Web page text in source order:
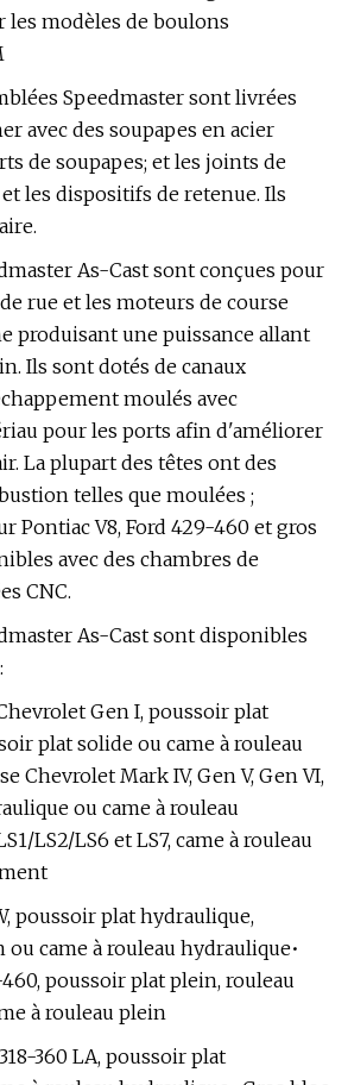
les modèles de boulons
Speedmaster sont livrées
avec des soupapes en acier
de soupapes; et les joints de
les dispositifs de retenue. Ils
As-Cast sont conçues pour
rue et les moteurs de course
produisant une puissance allant
Ils sont dotés de canaux
moulés avec
pour les ports afin d'améliorer
La plupart des têtes ont des
telles que moulées ;
Pontiac V8, Ford 429-460 et gros
avec des chambres de
CNC.
As-Cast sont disponibles
Gen I, poussoir plat
plat solide ou came à rouleau
Chevrolet Mark IV, Gen V, Gen VI,
ou came à rouleau
LS2/LS6 et LS7, came à rouleau
poussoir plat hydraulique,
came à rouleau hydraulique•
460, poussoir plat plein, rouleau
à rouleau plein
360 LA, poussoir plat